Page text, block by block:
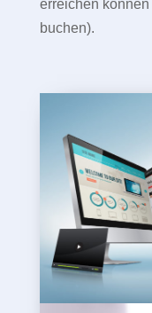
erreichen
buchen).